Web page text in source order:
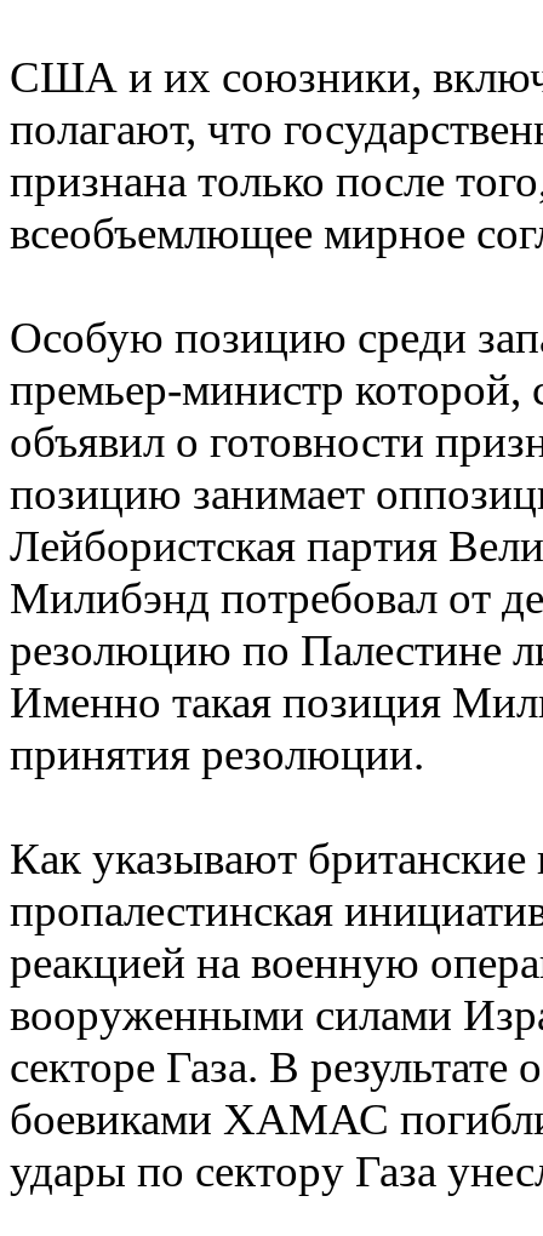
США и их союзники,
полагают, что
признана только после
всеобъемлющее мирное
Особую позицию среди
премьер-министр которой,
объявил о готовности
позицию занимает
Лейбористская партия
Милибэнд потребовал от
резолюцию по Палестине
Именно такая позиция
принятия резолюции.
Как указывают британские
пропалестинская
реакцией на военную
вооруженными силами
секторе Газа. В результате
боевиками ХАМАС погибли
удары по сектору Газа